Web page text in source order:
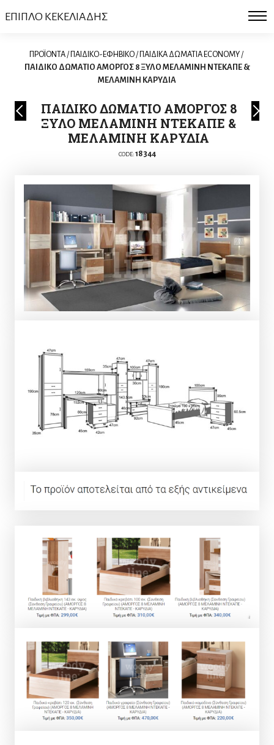
ΕΠΙΠΛΟ ΚΕΚΕΛΙΑΔΗΣ
ΠΡΟΪΟΝΤΑ / ΠΑΙΔΙΚΟ-ΕΦΗΒΙΚΟ / ΠΑΙΔΙΚΑ ΔΩΜΑΤΙΑ ECONOMY /
ΠΑΙΔΙΚΟ ΔΩΜΑΤΙΟ ΑΜΟΡΓΟΣ 8 ΞΥΛΟ ΜΕΛΑΜΙΝΗ ΝΤΕΚΑΠΕ &
ΜΕΛΑΜΙΝΗ ΚΑΡΥΔΙΑ
ΠΑΙΔΙΚΟ ΔΩΜΑΤΙΟ ΑΜΟΡΓΟΣ 8
ΞΥΛΟ ΜΕΛΑΜΙΝΗ ΝΤΕΚΑΠΕ &
ΜΕΛΑΜΙΝΗ ΚΑΡΥΔΙΑ
CODE: 18344